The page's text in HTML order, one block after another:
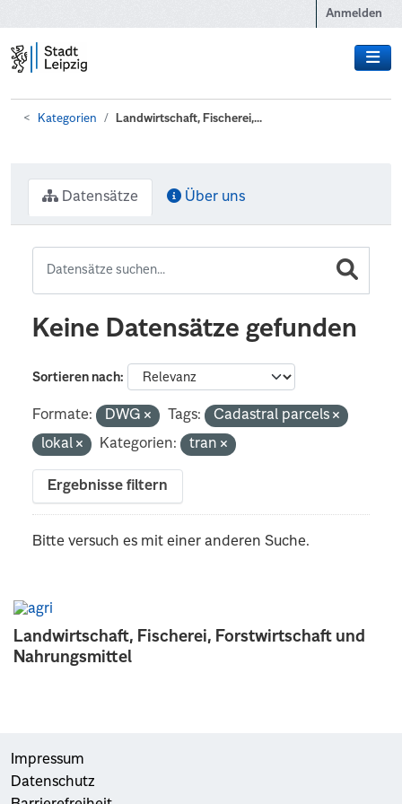
Anmelden
Kategorien Landwirtschaft, Fischerei,...
Landwirtschaft, Fischerei, Forstwirtschaft und
Nahrungsmittel
Datensätze Über uns
Keine Datensätze gefunden
Sortieren nach
Formate: DWG Tags:
Cadastral parcels
lokal
Kategorien: tran
Ergebnisse filtern
Bitte versuch es mit einer anderen Suche.
Impressum
Datenschutz